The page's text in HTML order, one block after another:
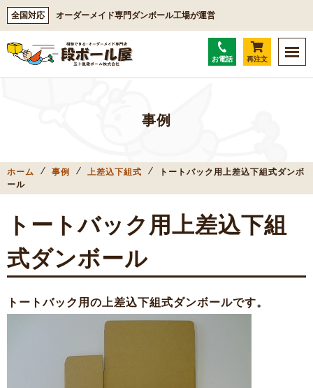
全国対応 オーダーメイド専門ダンボール工場が運営
お電話 再注文
事例
ホーム 事例 上差込下組式
トートバック用上差込下組式ダンボ
ール
トートバック用上差込下組
式ダンボール
トートバック用の上差込下組式ダンボールです。